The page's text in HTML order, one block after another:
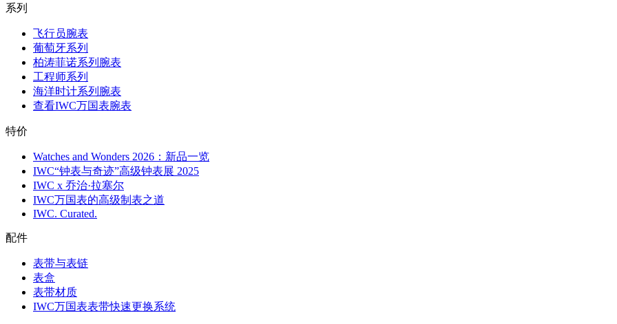
系列
飞行员腕表
葡萄牙系列
柏涛菲诺系列腕表
工程师系列
海洋时计系列腕表
查看IWC万国表腕表
特价
Watches and Wonders 2026：新品一览
IWC“钟表与奇迹”高级钟表展 2025
IWC x 乔治·拉塞尔
IWC万国表的高级制表之道
IWC. Curated.
配件
表带与表链
表盒
表带材质
IWC万国表表带快速更换系统